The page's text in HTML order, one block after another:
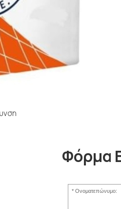
Φόρμα
Ονοματεπώνυμο: